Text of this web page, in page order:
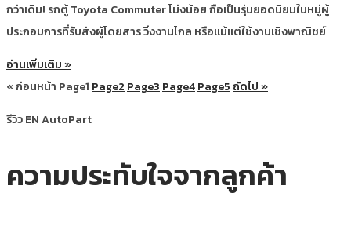
กว่าเดิม! รถตู้ Toyota Commuter โม่งน้อย ถือเป็นรุ่นยอดนิยมในหมู่ผู้
ประกอบการที่รับส่งผู้โดยสาร วิ่งงานไกล หรือแม้แต่ใช้งานเชิงพาณิชย์
อ่านเพิ่มเติม »
« ก่อนหน้า Page1 Page2 Page3 Page4Page5ถัดไป »
รีวิว EN AutoPart
ความประทับใจจากลูกค้า